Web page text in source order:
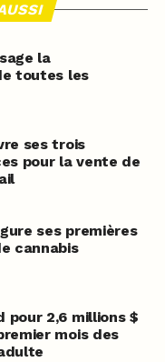
la
toutes les
ses trois
pour la vente de
ses premières
cannabis
pour 2,6 millions $
mois des